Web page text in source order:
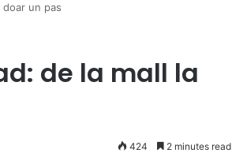
doar un pas
de la mall la
424 2 minutes read